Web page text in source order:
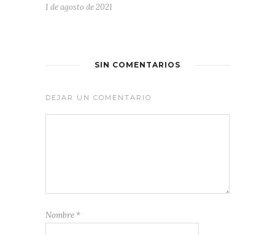
1 de agosto de 2021
SIN COMENTARIOS
DEJAR UN COMENTARIO
Nombre *